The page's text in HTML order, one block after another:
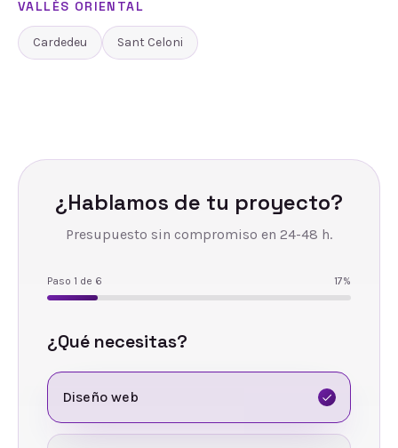
VALLÈS ORIENTAL
Cardedeu Sant Celoni
¿Hablamos de tu proyecto?
Presupuesto sin compromiso en 24-48 h.
Paso 1 de 6 17%
¿Qué necesitas?
Diseño web